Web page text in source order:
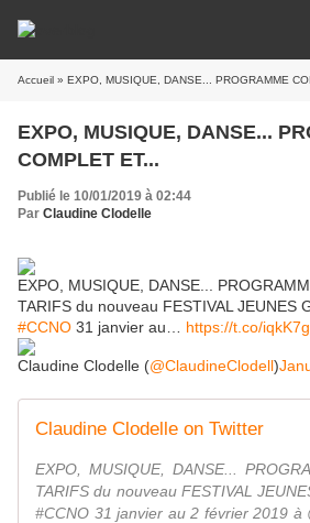
Accueil » EXPO, MUSIQUE, DANSE... PROGRAMME
EXPO, MUSIQUE, DANSE...
COMPLET ET...
Publié le 10/01/2019 à 02:44
Par Claudine Clodelle
EXPO, MUSIQUE, DANSE...
TARIFS du nouveau FESTIVAL JEUNES
#CCNO 31 janvier au… https://t.co/
Claudine Clodelle (@ClaudineClodell)
Claudine Clodelle on Twitter
EXPO, MUSIQUE, DANSE...
TARIFS du nouveau FESTIVAL
#CCNO 31 janvier au 2 février 2019